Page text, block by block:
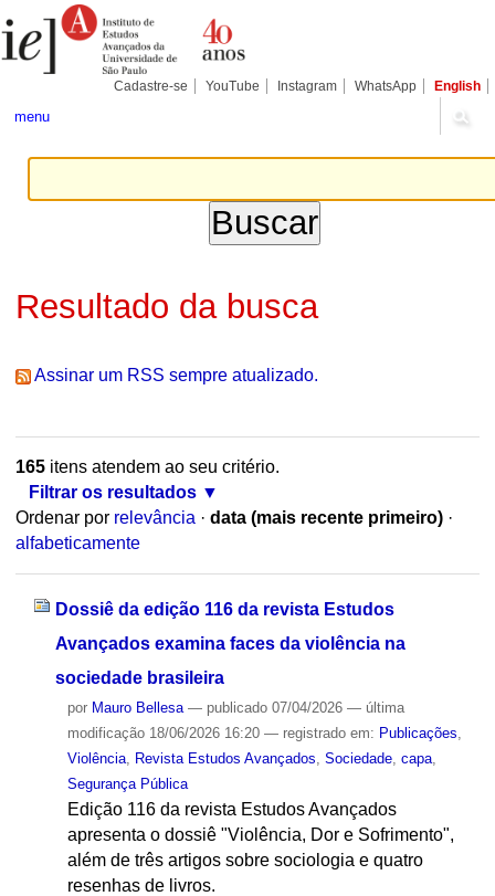
para
conteúdo.
Pessoais
Cadastre-se YouTube Instagram WhatsApp English
menu
Resultado da busca
Assinar um RSS sempre atualizado.
165itens atendem ao seu critério.
Filtrar os resultados
Ordenar por relevância · data (mais recente primeiro) ·
alfabeticamente
Dossiê da edição 116 da revista Estudos
Avançados examina faces da violência na
sociedade brasileira
por Mauro Bellesa — publicado07/04/2026 — última
modificação18/06/2026 16:20 — registrado em: Publicações
Violência, Revista Estudos Avançados Sociedade, capa,
Segurança Pública
Edição 116 da revista Estudos Avançados
apresenta o dossiê "Violência, Dor e Sofrimento",
além de três artigos sobre sociologia e quatro
resenhas de livros.